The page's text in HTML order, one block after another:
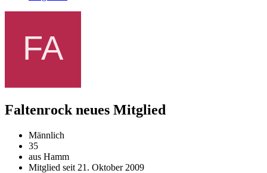
Faltenrock neues Mitglied
Männlich
35
aus Hamm
Mitglied seit 21. Oktober 2009